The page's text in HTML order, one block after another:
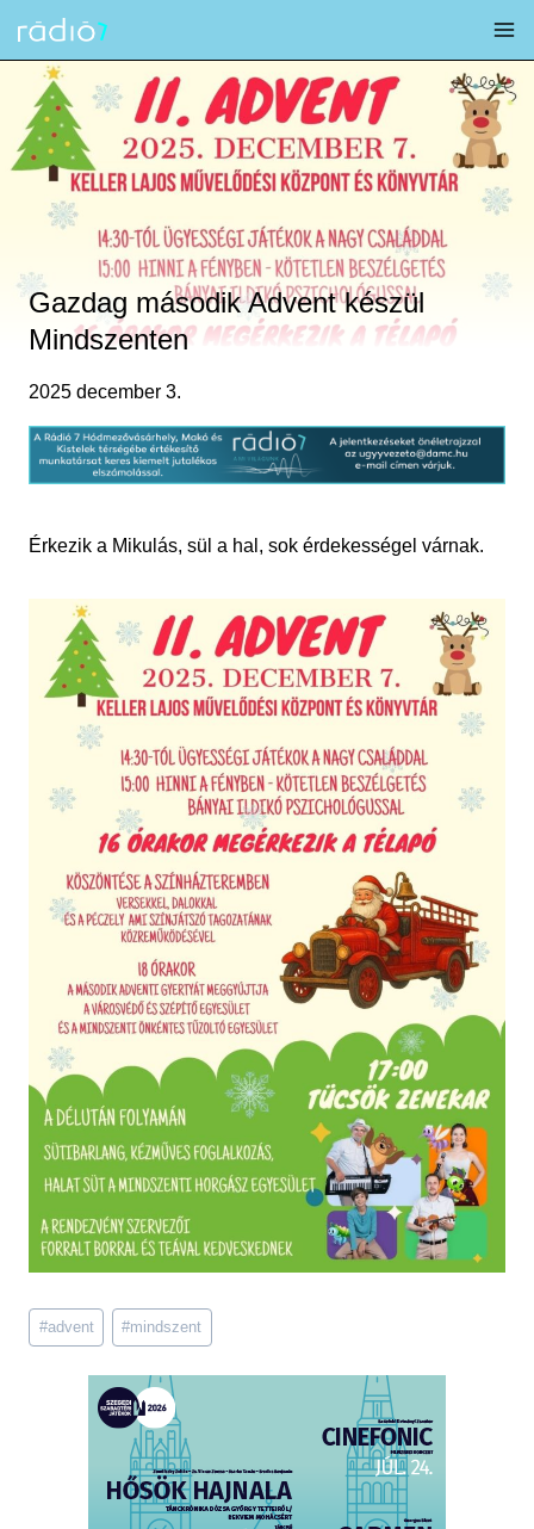
content
Gazdag második Advent készül
Mindszenten
2025 december 3.
Érkezik a Mikulás, sül a hal, sok érdekességel várnak.
Post
Tags:
#advent #mindszent